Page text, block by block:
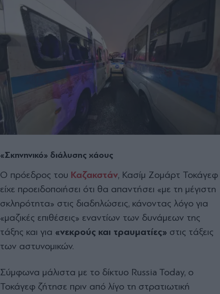
«Σκηνηνικό» διάλυσης χάους
Ο πρόεδρος του Καζακστάν, Κασίμ Ζομάρτ Τοκάγεφ
είχε προειδοποιήσει ότι θα απαντήσει «με τη μέγιστη
σκληρότητα» στις διαδηλώσεις, κάνοντας λόγο για
«μαζικές επιθέσεις» εναντίων των δυνάμεων της
τάξης και για «νεκρούς και τραυματίες» στις τάξεις
των αστυνομικών.
Σύμφωνα μάλιστα με το δίκτυο Russia Today, ο
Τοκάγεφ ζήτησε πριν από λίγο τη στρατιωτική